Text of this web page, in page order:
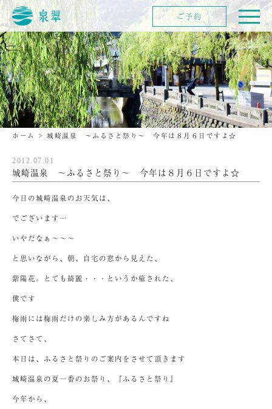
ホーム > 城崎温泉 〜ふるさと祭り〜 今年は８月６日ですよ☆
2012.07.01
城崎温泉 〜ふるさと祭り〜 今年は８月６日ですよ☆
今日の城崎温泉のお天気は、
でございます…
いやだなぁ～～～
と思いながら、朝、自宅の窓から見えた、
紫陽花。とても綺麗・・・というか癒された、
僕です
梅雨には梅雨だけの楽しみ方があるんですね
さてさて、
本日は、ふるさと祭りのご案内をさせて頂きます
城崎温泉の夏一番のお祭り、『ふるさと祭り』
今年から、
ご予約